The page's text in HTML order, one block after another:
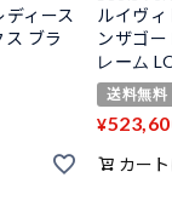
ィース
ブラ
ルイヴ
ンザゴ
レーム
送料無料
¥
カー